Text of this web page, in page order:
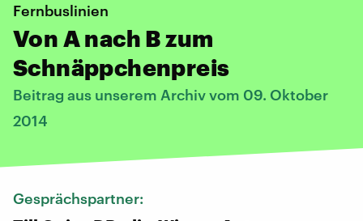
Fernbuslinien
Von A nach B zum
Schnäppchenpreis
Beitrag aus unserem Archiv vom 09. Oktober
2014
Gesprächspartner: